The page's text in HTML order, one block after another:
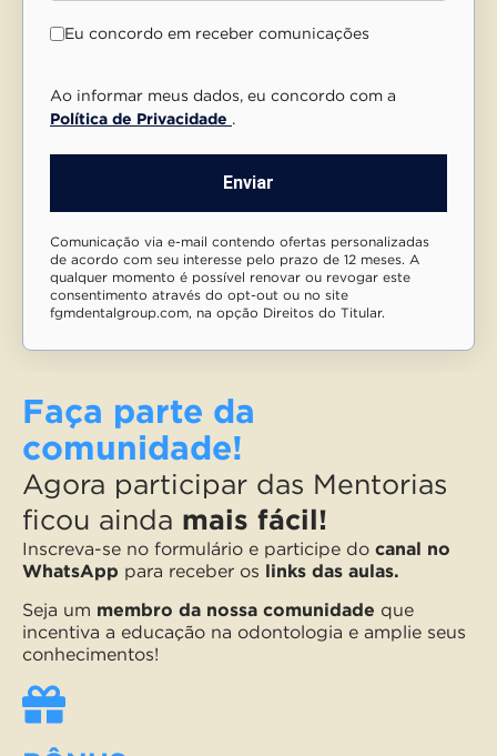
Eu concordo em receber comunicações
Ao informar meus dados, eu concordo com a
Política de Privacidade .
Enviar
Comunicação via e-mail contendo ofertas personalizadas
de acordo com seu interesse pelo prazo de 12 meses. A
qualquer momento é possível renovar ou revogar este
consentimento através do opt-out ou no site
fgmdentalgroup.com, na opção Direitos do Titular.
Faça parte da
comunidade!
Agora participar das Mentorias
ficou ainda mais fácil!
Inscreva-se no formulário e participe do canal no
WhatsApp para receber os links das aulas.
Seja um membro da nossa comunidade que
incentiva a educação na odontologia e amplie seus
conhecimentos!